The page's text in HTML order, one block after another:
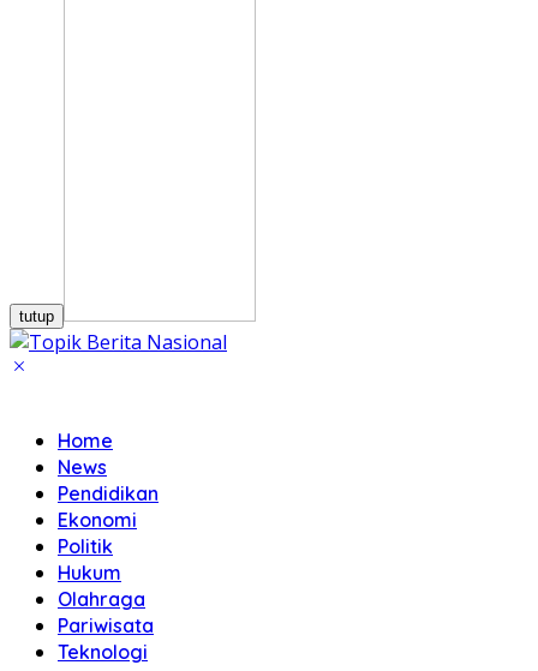
tutup
Home
News
Pendidikan
Ekonomi
Politik
Hukum
Olahraga
Pariwisata
Teknologi